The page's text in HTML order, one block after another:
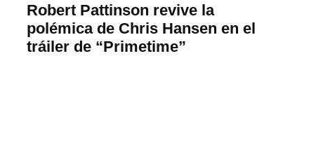
Robert Pattinson revive la
polémica de Chris Hansen en el
tráiler de “Primetime”